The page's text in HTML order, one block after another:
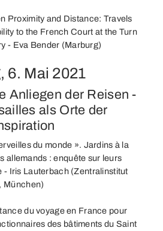
Proximity and Distance: Travels
to the French Court at the Turn
- Eva Bender (Marburg)
6. Mai 2021
Anliegen der Reisen -
als Orte der
du monde ». Jardins à la
allemands : enquête sur leurs
- Iris Lauterbach (Zentralinstitut
München)
du voyage en France pour
des bâtiments du Saint